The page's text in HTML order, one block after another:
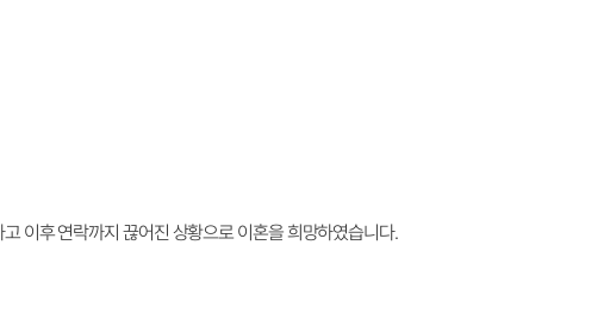
이후 연락까지 끊어진 상황으로 이혼을 희망하였습니다.